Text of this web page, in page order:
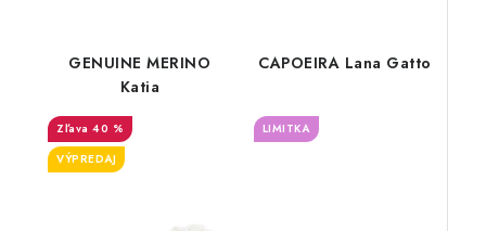
GENUINE MERINO
Katia
40 %
VÝPREDAJ
CAPOEIRA Lana Gatto
LIMITKA